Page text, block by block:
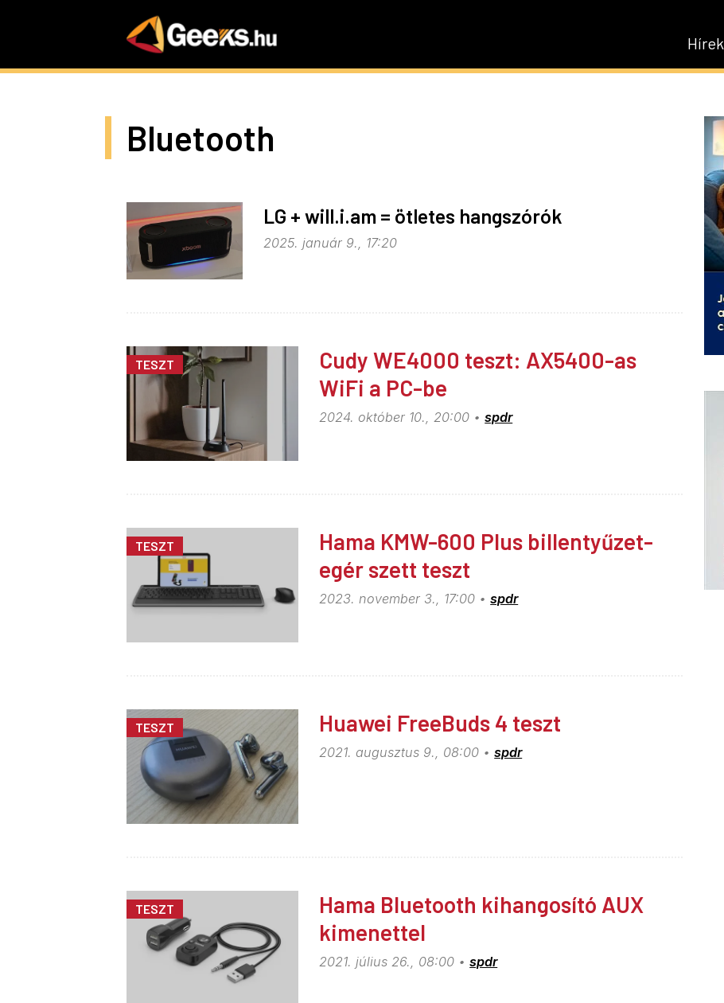
Hírek
Bluetooth
LG + will.i.am = ötletes hangszórók
2025. január 9., 17:20
TESZT
Cudy WE4000 teszt: AX5400-as
WiFi a PC-be
2024. október 10., 20:00 spdr
TESZT
Hama KMW-600 Plus billentyűzet-
egér szett teszt
2023. november 3., 17:00 spdr
TESZT Huawei FreeBuds 4 teszt
2021. augusztus 9., 08:00 spdr
TESZT
Hama Bluetooth kihangosító AUX
kimenettel
2021. július 26., 08:00 spdr